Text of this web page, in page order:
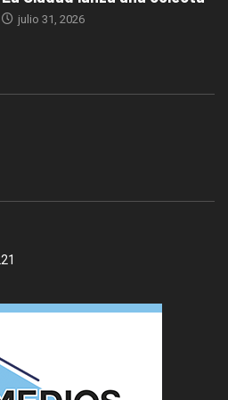
julio 31, 2026